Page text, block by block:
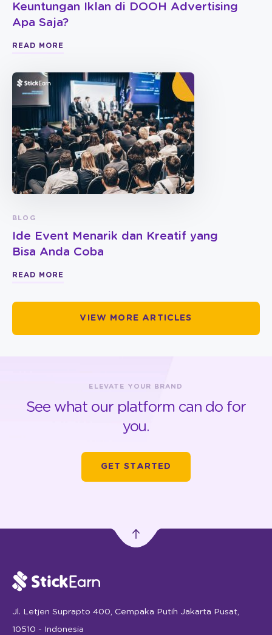
Keuntungan Iklan di DOOH Advertising
Apa Saja?
READ MORE
BLOG
Ide Event Menarik dan Kreatif yang
Bisa Anda Coba
READ MORE
VIEW MORE ARTICLES
ELEVATE YOUR BRAND
See what our platform can do for
you.
GET STARTED
Jl. Letjen Suprapto 400, Cempaka Putih Jakarta Pusat,
10510 - Indonesia